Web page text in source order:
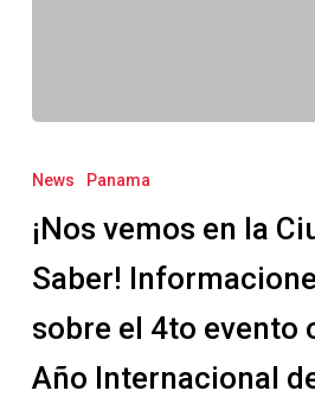
vemos
la
Ciudad
Saber!
Informaciones
News Panama
¡Nos vemos en la
Saber!
sobre el 4to evento
Año Internacional